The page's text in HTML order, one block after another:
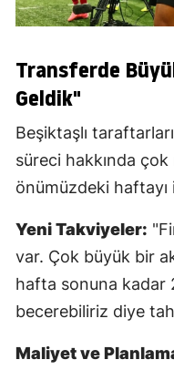
Transferde
Geldik"
Beşiktaşlı
süreci hakkında
önümüzdeki
Yeni Takviyeler:
var. Çok büyük bir
hafta sonuna
becerebiliriz diye
Maliyet ve